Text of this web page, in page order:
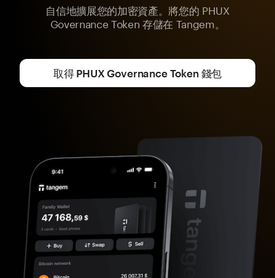
自信地擴展您的加密資產。將您的 PHUX
Governance Token 存儲在 Tangem。
取得 PHUX Governance Token 錢包